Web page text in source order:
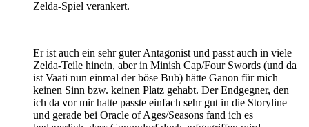
Zelda-Spiel verankert.
Er ist auch ein sehr guter Antagonist und passt auch in viele
Zelda-Teile hinein, aber in Minish Cap/Four Swords (und da
ist Vaati nun einmal der böse Bub) hätte Ganon für mich
keinen Sinn bzw. keinen Platz gehabt. Der Endgegner, den
ich da vor mir hatte passte einfach sehr gut in die Storyline
und gerade bei Oracle of Ages/Seasons fand ich es